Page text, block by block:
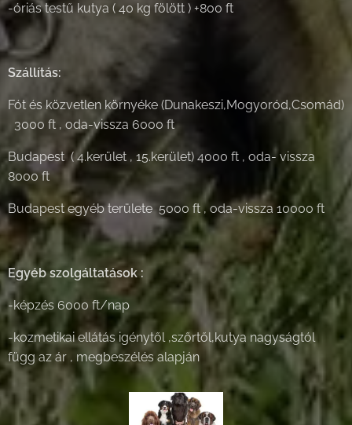
-óriás testű kutya ( 40 kg fölött ) +800 ft
Szállítás:
Fót és közvetlen környéke (Dunakeszi,Mogyoród,Csomád)
3000 ft , oda-vissza 6000 ft
Budapest ( 4.kerület , 15.kerület) 4000 ft , oda- vissza
8000 ft
Budapest egyéb területe 5000 ft , oda-vissza 10000 ft
Egyéb szolgáltatások :
-képzés 6000 ft/nap
-kozmetikai ellátás igénytől ,szőrtől,kutya nagyságtól
függ az ár , megbeszélés alapján